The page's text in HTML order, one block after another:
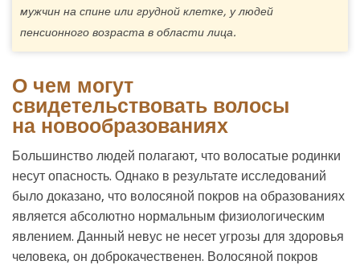
мужчин на спине или грудной клетке, у людей
пенсионного возраста в области лица.
О чем могут
свидетельствовать волосы
на новообразованиях
Большинство людей полагают, что волосатые родинки
несут опасность. Однако в результате исследований
было доказано, что волосяной покров на образованиях
является абсолютно нормальным физиологическим
явлением. Данный невус не несет угрозы для здоровья
человека, он доброкачественен. Волосяной покров